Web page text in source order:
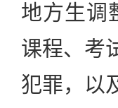
地方生调
课程、考
犯罪，以